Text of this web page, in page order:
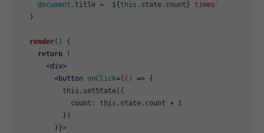
document . title = ` ${this .state.count} times`
  }
render( ) {
return (
<div>
<button onClick={() => {
          this.setState({
            count: this.state.count + 1
          })
        }}>